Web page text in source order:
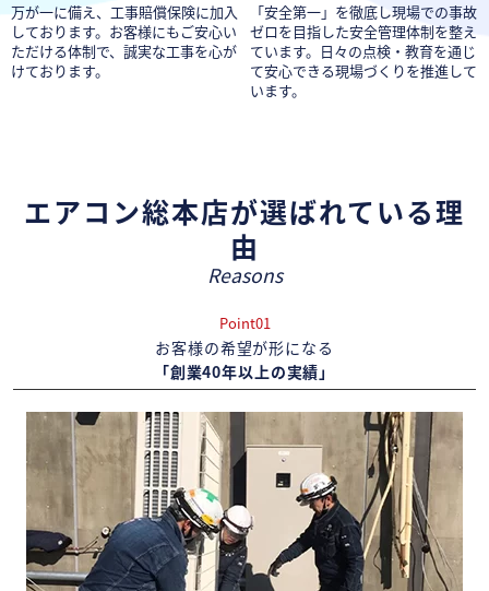
万が一に備え、工事賠償保険に加入
しております。お客様にもご安心い
ただける体制で、誠実な工事を心が
けております。
「安全第一」を徹底し現場での事故
ゼロを目指した安全管理体制を整え
ています。日々の点検・教育を通じ
て安心できる現場づくりを推進して
います。
エアコン総本店が選ばれている理
由
Reasons
Point01
お客様の希望が形になる
「創業40年以上の実績」